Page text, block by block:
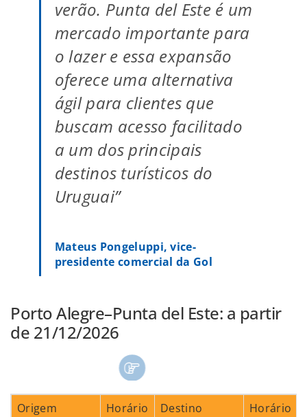
verão. Punta del Este é um
mercado importante para
o lazer e essa expansão
oferece uma alternativa
ágil para clientes que
buscam acesso facilitado
a um dos principais
destinos turísticos do
Uruguai”
Mateus Pongeluppi, vice-
presidente comercial da Gol
Porto Alegre–Punta del Este: a partir
de 21/12/2026
Origem Horário Destino Horário